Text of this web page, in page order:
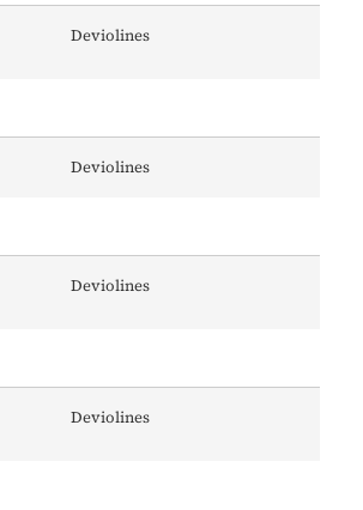
Deviolines
Deviolines
Deviolines
Deviolines